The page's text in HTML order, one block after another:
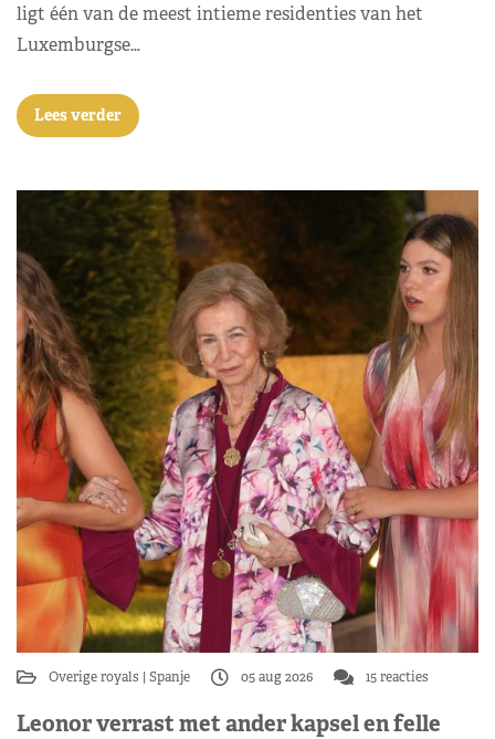
ligt één van de meest intieme residenties van het
Luxemburgse…
Lees verder
Overige royals Spanje 05 aug 2026 15 reacties
Leonor verrast met ander kapsel en felle